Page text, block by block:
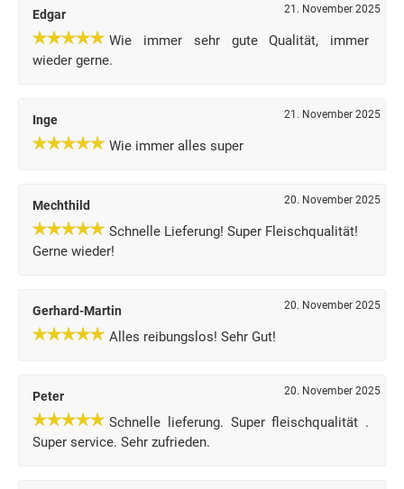
Edgar 21. November 2025
Wie immer sehr gute Qualität, immer
wieder gerne.
Inge 21. November 2025
Wie immer alles super
Mechthild 20. November 2025
Schnelle Lieferung! Super Fleischqualität!
Gerne wieder!
Gerhard-Martin 20. November 2025
Alles reibungslos! Sehr Gut!
Peter 20. November 2025
Schnelle lieferung. Super fleischqualität .
Super service. Sehr zufrieden.